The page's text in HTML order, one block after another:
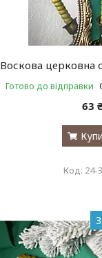
Воскова церковна
Готово до відправки
63
24-